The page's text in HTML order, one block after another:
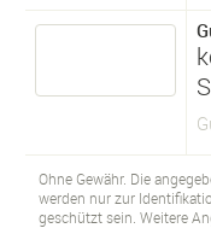
Ohne Gewähr. Die
werden nur zur
geschützt sein. Weitere